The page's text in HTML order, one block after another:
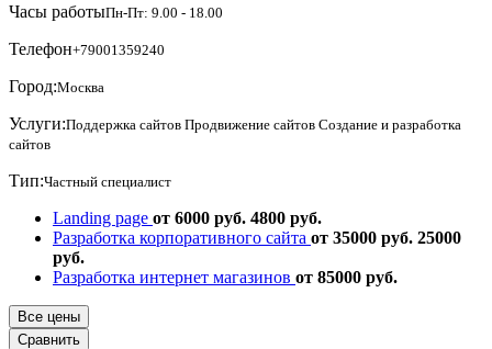
Часы работыПн-Пт: 9.00 - 18.00
Телефон+79001359240
Город:Москва
Услуги:Поддержка сайтов Продвижение сайтов Создание и разработка
сайтов
Тип:Частный специалист
Landing page от 6000 руб. 4800 руб.
Разработка корпоративного сайта от 35000 руб. 25000
руб.
Разработка интернет магазинов от 85000 руб.
Все цены
Сравнить